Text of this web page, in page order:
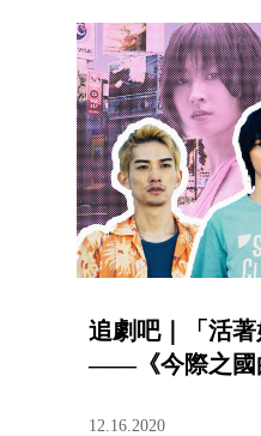
追劇吧｜「活
——《今際之國
12.16.2020